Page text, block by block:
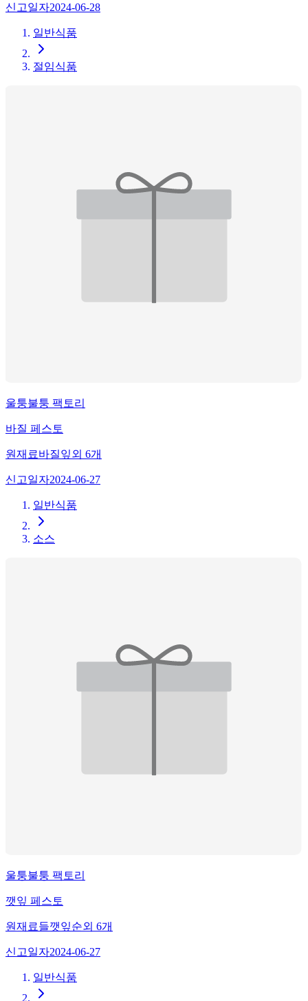
신고일자2024-06-28
일반식품
절임식품
울퉁불퉁 팩토리
바질 페스토
원재료바질잎외 6개
신고일자2024-06-27
일반식품
소스
울퉁불퉁 팩토리
깻잎 페스토
원재료들깻잎순외 6개
신고일자2024-06-27
일반식품